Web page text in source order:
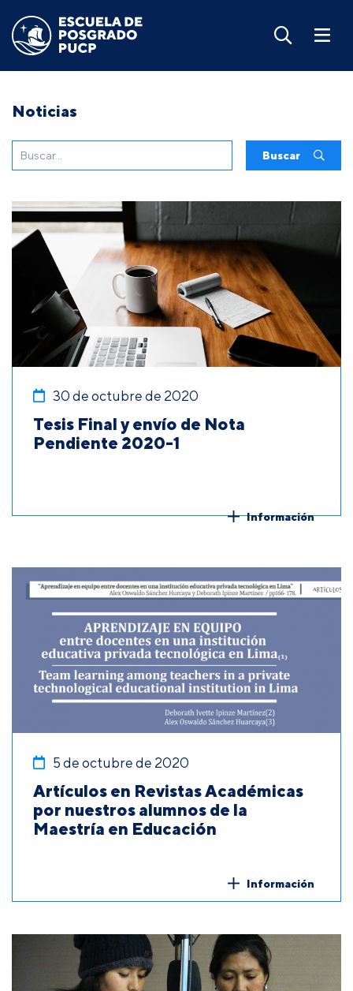
Noticias
Buscar
30 de octubre de 2020
Tesis Final y envío de Nota
Pendiente 2020-1
Información
5 de octubre de 2020
Artículos en Revistas Académicas
por nuestros alumnos de la
Maestría en Educación
Información